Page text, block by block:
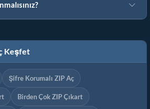
Keşfet
Şifre Korumalı ZIP Aç
Birden Çok ZIP Çıkart